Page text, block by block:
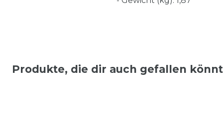
Produkte, die dir auch gefallen